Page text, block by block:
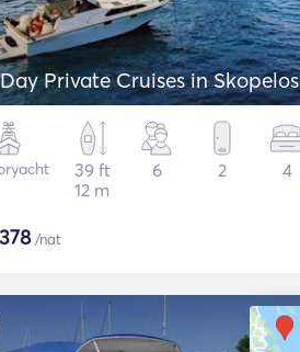
Private Cruises in Skopelos
39 ft
12 m
6 2 4
/nat